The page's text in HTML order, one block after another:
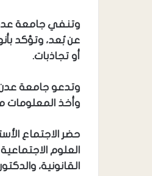
وتنفي جامعة عدن
عن بُعد، وتؤكد
أو تجاذبات.
وتدعو جامعة عدن
وأخذ المعلومات
حضر الاجتماع
العلوم
القانونية،